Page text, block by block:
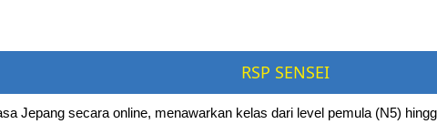
RSP SENSEI
Jepang secara online, menawarkan kelas dari level pemula (N5)